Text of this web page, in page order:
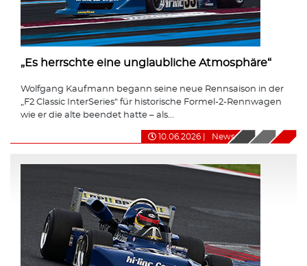
„Es herrschte eine unglaubliche Atmosphäre“
Wolfgang Kaufmann begann seine neue Rennsaison in der
„F2 Classic InterSeries“ für historische Formel-2-Rennwagen
wie er die alte beendet hatte – als...
10.06.2026 News